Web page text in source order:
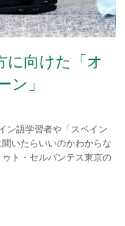
に向けた「オ
」
ン語学習者や「スペイン
いたらいいのかわからな
ト・セルバンテス東京の